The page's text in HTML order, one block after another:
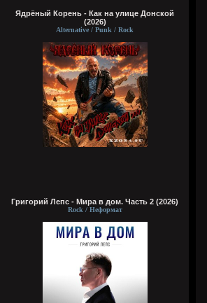
Ядрёный Корень - Как на улице Донской
(2026)
Alternative / Punk / Rock
Григорий Лепс - Мира в дом. Часть 2 (2026)
Rock / Неформат